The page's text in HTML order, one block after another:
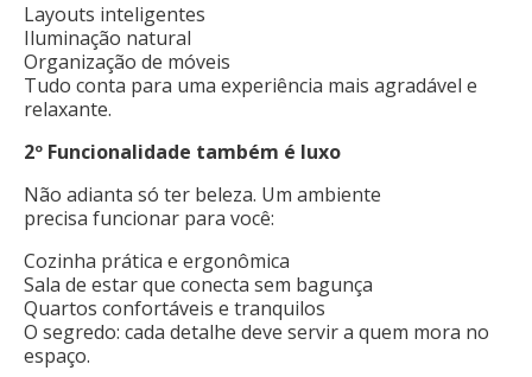
Layouts inteligentes
Iluminação natural
Organização de móveis
Tudo conta para uma experiência mais agradável e
relaxante.
2º Funcionalidade também é luxo
Não adianta só ter beleza. Um ambiente
precisa funcionar para você:
Cozinha prática e ergonômica
Sala de estar que conecta sem bagunça
Quartos confortáveis e tranquilos
O segredo: cada detalhe deve servir a quem mora no
espaço.